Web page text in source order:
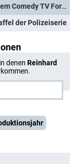
"Zum Brüller": Ingolf Lück mit neuem Comedy TV Format
der Polizeiserie
denen Reinhard